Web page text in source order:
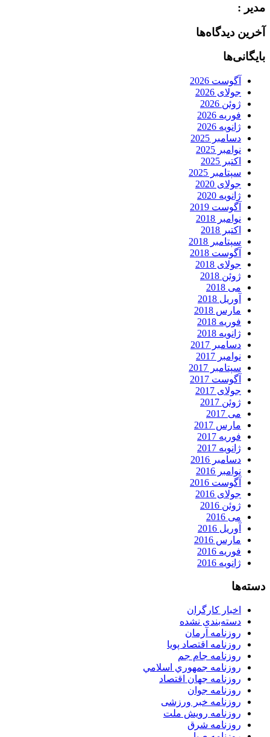
مدیر :
آخرین دیدگاه‌ها
بایگانی‌ها
آگوست 2026
جولای 2026
ژوئن 2026
فوریه 2026
ژانویه 2026
دسامبر 2025
نوامبر 2025
اکتبر 2025
سپتامبر 2025
جولای 2020
ژانویه 2020
آگوست 2019
نوامبر 2018
اکتبر 2018
سپتامبر 2018
آگوست 2018
جولای 2018
ژوئن 2018
می 2018
آوریل 2018
مارس 2018
فوریه 2018
ژانویه 2018
دسامبر 2017
نوامبر 2017
سپتامبر 2017
آگوست 2017
جولای 2017
ژوئن 2017
می 2017
مارس 2017
فوریه 2017
ژانویه 2017
دسامبر 2016
نوامبر 2016
آگوست 2016
جولای 2016
ژوئن 2016
می 2016
آوریل 2016
مارس 2016
فوریه 2016
ژانویه 2016
دسته‌ها
اخبار کارگران
دسته‌بندی نشده
روزنامه آرمان
روزنامه اقتصاد پویا
روزنامه جام جم
روزنامه جمهوري اسلامي
روزنامه جهان اقتصاد
روزنامه جوان
روزنامه خبر ورزشى
روزنامه رویش ملت
روزنامه شرق